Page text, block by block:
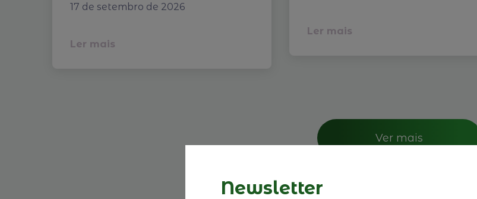
17 de setembro de 2026
Ler mais
Ler mais
Ver mais
Newsletter